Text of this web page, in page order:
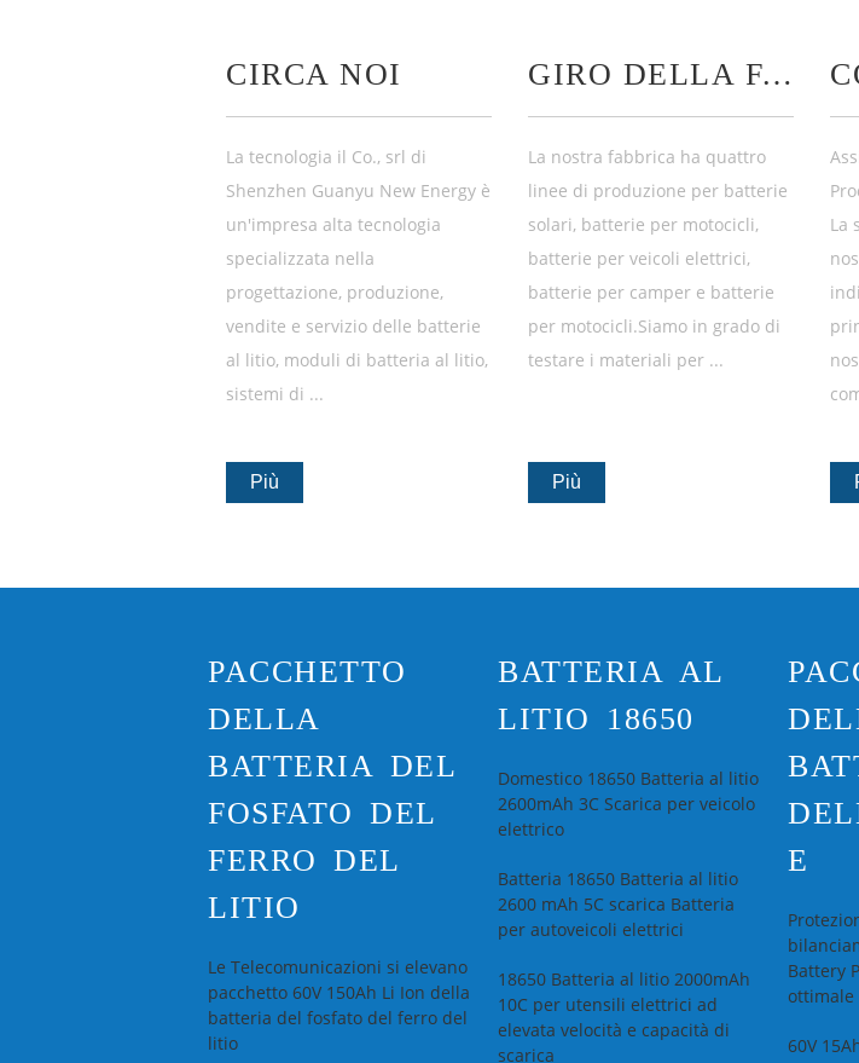
CIRCA NOI
La tecnologia il Co., srl di
Shenzhen Guanyu New Energy è
un'impresa alta tecnologia
specializzata nella
progettazione, produzione,
vendite e servizio delle batterie
al litio, moduli di batteria al litio,
sistemi di ...
Più
GIRO DELLA FABBRICA
La nostra fabbrica ha quattro
linee di produzione per batterie
solari, batterie per motocicli,
batterie per veicoli elettrici,
batterie per camper e batterie
per motocicli.Siamo in grado di
testare i materiali per ...
Più
La
PACCHETTO
DELLA
BATTERIA DEL
FOSFATO DEL
FERRO DEL
LITIO
Le Telecomunicazioni si elevano
pacchetto 60V 150Ah Li Ion della
batteria del fosfato del ferro del
litio
BATTERIA AL
LITIO 18650
Domestico 18650 Batteria al litio
2600mAh 3C Scarica per veicolo
elettrico
Batteria 18650 Batteria al litio
2600 mAh 5C scarica Batteria
per autoveicoli elettrici
18650 Batteria al litio 2000mAh
10C per utensili elettrici ad
elevata velocità e capacità di
scarica
E
Battery
ottimale
60V